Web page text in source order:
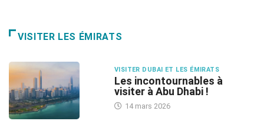
VISITER LES ÉMIRATS
VISITER DUBAI ET LES ÉMIRATS
Les incontournables à
visiter à Abu Dhabi !
14 mars 2026